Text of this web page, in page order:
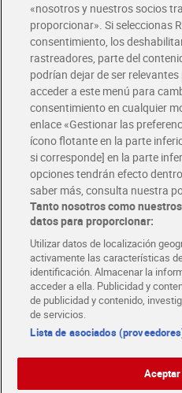
Glovo y Uber Eats
Solicita tu factura de Glovo o Uber
Únete al CLUB Dia
Disfruta las ventajas y ofertas
Descárgate la APP Dia
Folletos y Tiendas
Descubre las mejores ofertas y
Tarjeta MaX Dia
Te devuelve hasta 8€/mes de tus
¡Solicita tu tarjeta de crédito aquí!
COMER
COLABORA CON DIA ABRE TU
«nosotros y nuestros socios
proporcionar». Si seleccionas
consentimiento, los
rastreadores, parte del
podrían dejar de ser
acceder a este menú para
consentimiento en cualquier
enlace «Gestionar las
ícono flotante en la parte
si corresponde] en la parte
opciones tendrán efecto
saber más, consulta nuestra
Tanto nosotros como
datos para proporcionar:
Utilizar datos de localización
activamente las características
identificación. Almacenar la
acceder a ella. Publicidad y
de publicidad y contenido,
de servicios.
Lista de asociados